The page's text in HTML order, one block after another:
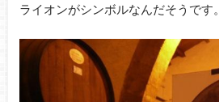
ライオンがシンボルなんだそうです。